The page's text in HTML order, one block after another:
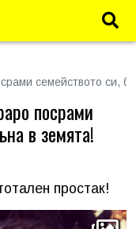
семейството си,
посрами
в земята!
простак!